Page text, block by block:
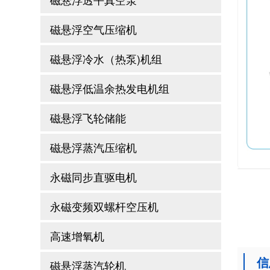
磁悬浮空气压缩机
磁悬浮冷水（热泵)机组
磁悬浮低温余热发电机组
磁悬浮飞轮储能
磁悬浮蒸汽压缩机
永磁同步直驱电机
永磁变频双螺杆空压机
高速增氧机
磁悬浮蒸汽轮机